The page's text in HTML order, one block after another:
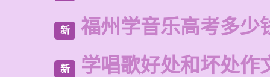
新 福州学音乐高考多少
新 学唱歌好处和坏处作